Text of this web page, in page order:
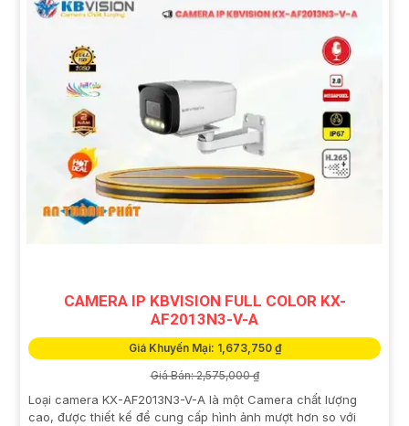
CAMERA IP KBVISION FULL COLOR KX-
AF2013N3-V-A
Giá Khuyến Mại: 1,673,750 ₫
Giá Bán: 2,575,000 ₫
Loại camera KX-AF2013N3-V-A là một Camera chất lượng
cao, được thiết kế để cung cấp hình ảnh mượt hơn so với